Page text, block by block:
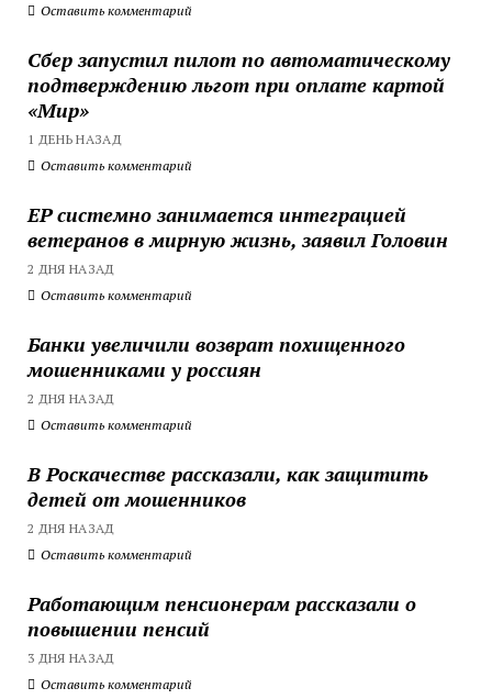
Оставить комментарий
Сбер запустил пилот по автоматическому
подтверждению льгот при оплате картой
«Мир»
1 ДЕНЬ НАЗАД
Оставить комментарий
ЕР системно занимается интеграцией
ветеранов в мирную жизнь, заявил Головин
2 ДНЯ НАЗАД
Оставить комментарий
Банки увеличили возврат похищенного
мошенниками у россиян
2 ДНЯ НАЗАД
Оставить комментарий
В Роскачестве рассказали, как защитить
детей от мошенников
2 ДНЯ НАЗАД
Оставить комментарий
Работающим пенсионерам рассказали о
повышении пенсий
3 ДНЯ НАЗАД
Оставить комментарий